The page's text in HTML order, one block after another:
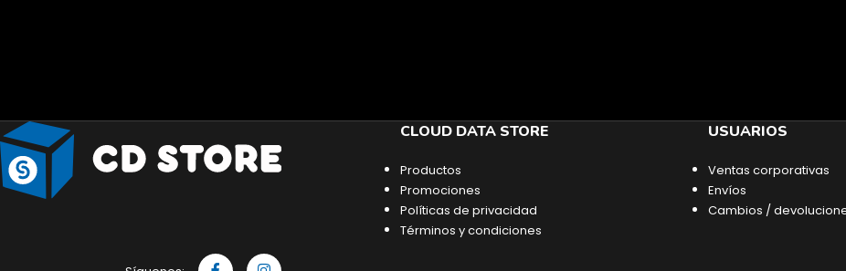
CLOUD DATA STORE
Productos
Promociones
Políticas de privacidad
Términos y condiciones
USUARIOS
Ventas corporativas
Envíos
Cambios /